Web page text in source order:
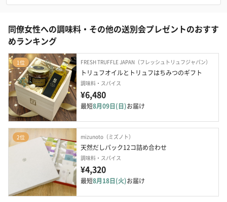
同僚女性への調味料・その他の送別会プレゼントのおすす
めランキング
1位 FRESH TRUFFLE JAPAN（フレッシュトリュフジャパン）
トリュフオイルとトリュフはちみつのギフト
調味料・スパイス
¥6,480
最短8月09日(日)お届け
2位 mizunoto（ミズノト）
天然だしパック12コ詰め合わせ
調味料・スパイス
¥4,320
最短8月18日(火)お届け